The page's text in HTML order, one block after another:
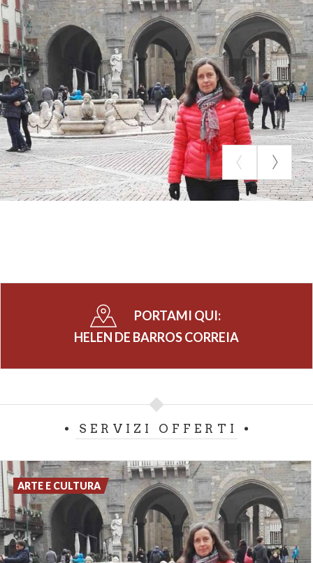
PORTAMI QUI:
HELEN DE BARROS CORREIA
SERVIZI OFFERTI
ARTE E CULTURA